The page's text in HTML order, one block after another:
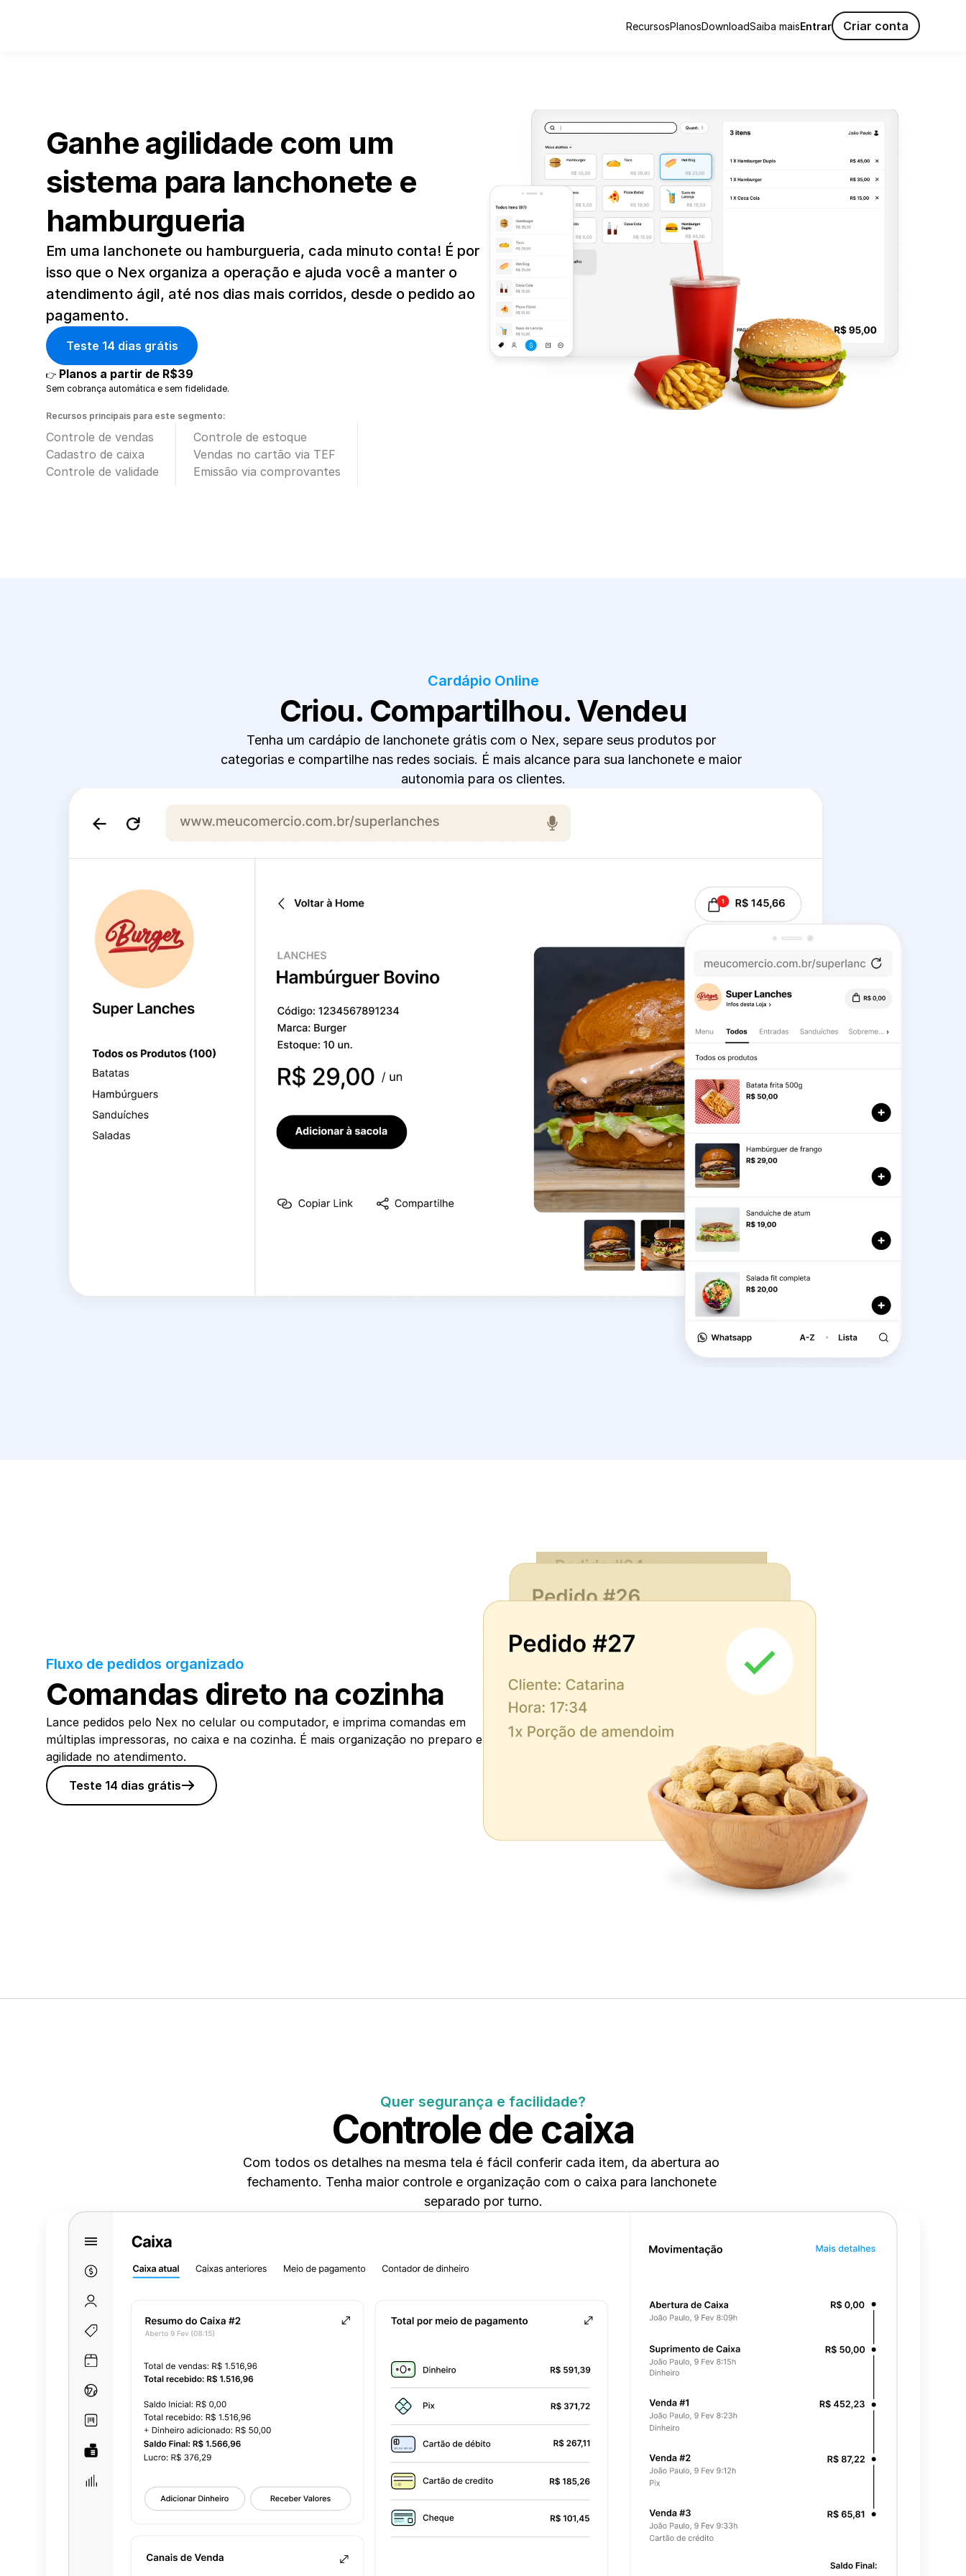
RecursosPlanosDownloadSaiba maisEntrar Criar conta
Ganhe agilidade com um
sistema para lanchonete e
hamburgueria
Em uma lanchonete ou hamburgueria, cada minuto conta! É por
isso que o Nex organiza a operação e ajuda você a manter o
atendimento ágil, até nos dias mais corridos, desde o pedido ao
pagamento.
Teste 14 dias grátis
👉 Planos a partir de R$39
Sem cobrança automática e sem fidelidade.
Recursos principais para este segmento:
Controle de vendas
Cadastro de caixa
Controle de validade
Controle de estoque
Vendas no cartão via TEF
Emissão via comprovantes
Cardápio Online
Criou. Compartilhou. Vendeu
Tenha um cardápio de lanchonete grátis com o Nex, separe seus produtos por
categorias e compartilhe nas redes sociais. É mais alcance para sua lanchonete e maior
autonomia para os clientes.
Fluxo de pedidos organizado
Comandas direto na cozinha
Lance pedidos pelo Nex no celular ou computador, e imprima comandas em
múltiplas impressoras, no caixa e na cozinha. É mais organização no preparo e
agilidade no atendimento.
Teste 14 dias grátis
Quer segurança e facilidade?
Controle de caixa
Com todos os detalhes na mesma tela é fácil conferir cada item, da abertura ao
fechamento. Tenha maior controle e organização com o caixa para lanchonete
separado por turno.